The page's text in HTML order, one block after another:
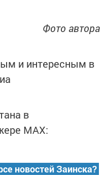
Фото автора
и интересным в
в
MАХ:
новостей Заинска?